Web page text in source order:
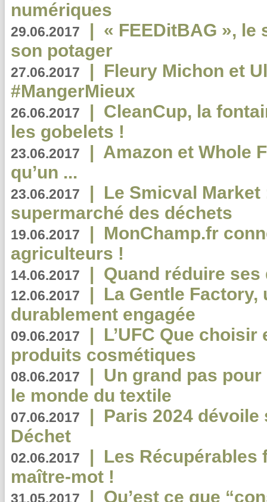
numériques
29.06.2017 | « FEEDitBAG », le
son potager
27.06.2017 | Fleury Michon et
#MangerMieux
26.06.2017 | CleanCup, la
les gobelets !
23.06.2017 | Amazon et Whole
qu’un ...
23.06.2017 | Le Smicval
supermarché des déchets
19.06.2017 | MonChamp.fr
agriculteurs !
14.06.2017 | Quand réduire
12.06.2017 | La Gentle
durablement engagée
09.06.2017 | L’UFC Que
produits cosmétiques
08.06.2017 | Un grand pas
le monde du textile
07.06.2017 | Paris 2024
Déchet
02.06.2017 | Les Récupérables
maître-mot !
31.05.2017 | Qu’est ce que